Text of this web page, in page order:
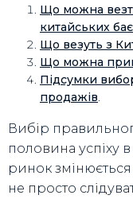
Що можна
китайських
Що везуть з
Що можна
Підсумки
продажів.
Вибір
половина успіху в
ринок змінюється
не просто